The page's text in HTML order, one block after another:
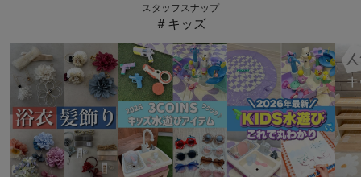
スタッフスナップ
＃キッズ